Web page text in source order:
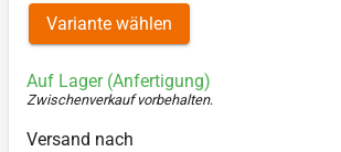
Variante wählen
Auf Lager (Anfertigung)
Zwischenverkauf vorbehalten.
Versand nach